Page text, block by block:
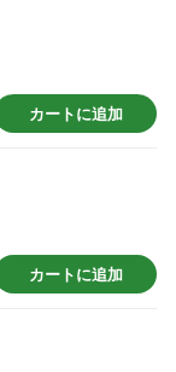
カートに追加
カートに追加